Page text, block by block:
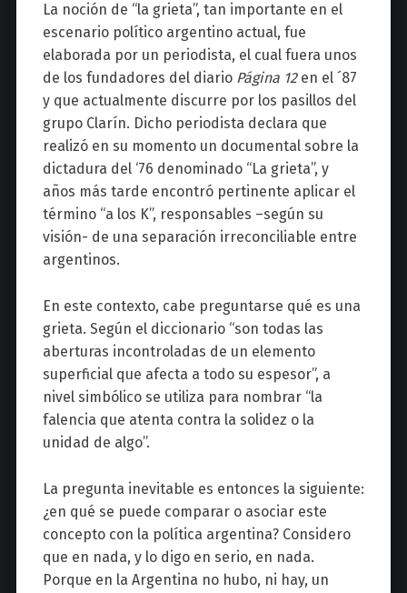
La noción de “la grieta”, tan importante en el
escenario político argentino actual, fue
elaborada por un periodista, el cual fuera unos
de los fundadores del diario Página 12en el ´87
y que actualmente discurre por los pasillos del
grupo Clarín. Dicho periodista declara que
realizó en su momento un documental sobre la
dictadura del ‘76 denominado “La grieta”, y
años más tarde encontró pertinente aplicar el
término “a los K”, responsables –según su
visión- de una separación irreconciliable entre
argentinos.
En este contexto, cabe preguntarse qué es una
grieta. Según el diccionario “son todas las
aberturas incontroladas de un elemento
superficial que afecta a todo su espesor”, a
nivel simbólico se utiliza para nombrar “la
falencia que atenta contra la solidez o la
unidad de algo”.
La pregunta inevitable es entonces la siguiente:
¿en qué se puede comparar o asociar este
concepto con la política argentina? Considero
que en nada, y lo digo en serio, en nada.
Porque en la Argentina no hubo, ni hay, un